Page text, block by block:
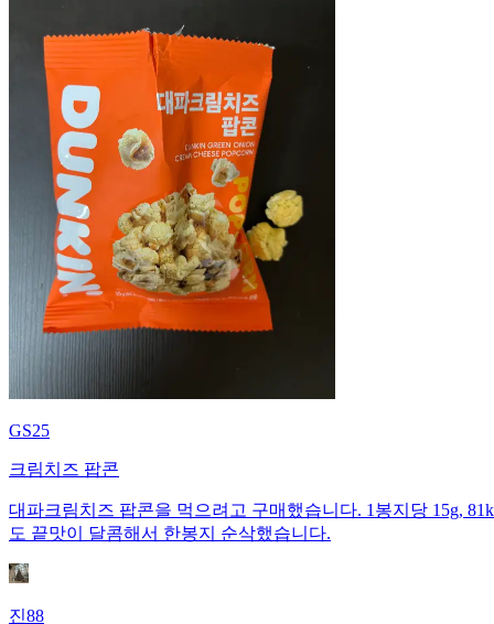
GS25
크림치즈 팝콘
대파크림치즈 팝콘을 먹으려고 구매했습니다. 1봉지당 15g,
도 끝맛이 달콤해서 한봉지 순삭했습니다.
진88